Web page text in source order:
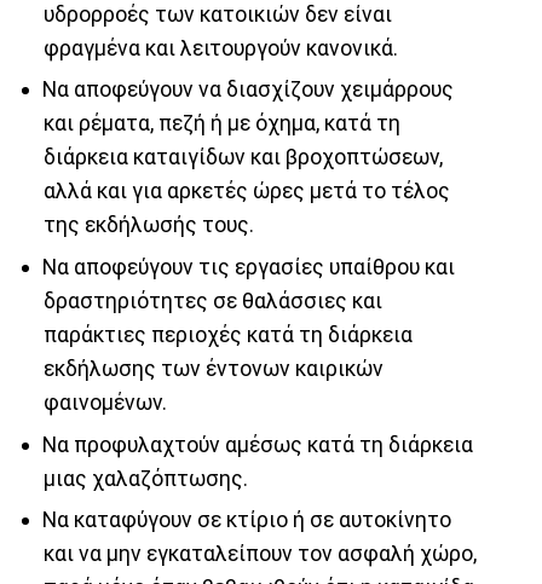
υδρορροές των κατοικιών δεν είναι
φραγμένα και λειτουργούν κανονικά.
Να αποφεύγουν να διασχίζουν χειμάρρους
και ρέματα, πεζή ή με όχημα, κατά τη
διάρκεια καταιγίδων και βροχοπτώσεων,
αλλά και για αρκετές ώρες μετά το τέλος
της εκδήλωσής τους.
Να αποφεύγουν τις εργασίες υπαίθρου και
δραστηριότητες σε θαλάσσιες και
παράκτιες περιοχές κατά τη διάρκεια
εκδήλωσης των έντονων καιρικών
φαινομένων.
Να προφυλαχτούν αμέσως κατά τη διάρκεια
μιας χαλαζόπτωσης.
Να καταφύγουν σε κτίριο ή σε αυτοκίνητο
και να μην εγκαταλείπουν τον ασφαλή χώρο,